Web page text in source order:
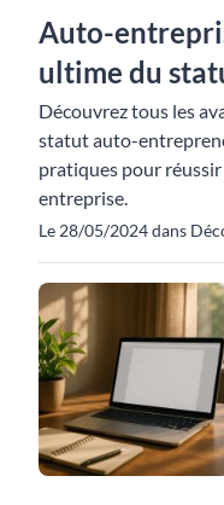
Auto-
ultime du
Découvrez tous les
statut auto-
pratiques pour
entreprise.
Le 28/05/2024 dans